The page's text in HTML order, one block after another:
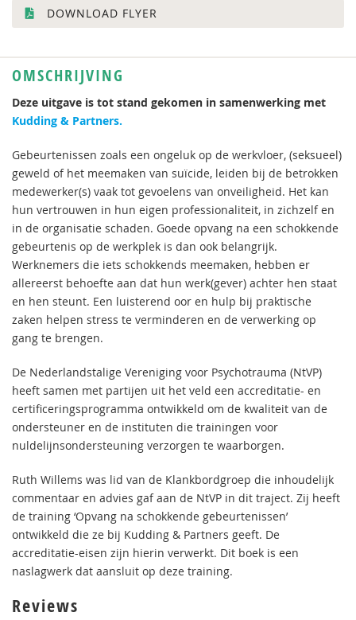
DOWNLOAD FLYER
OMSCHRIJVING
Deze uitgave is tot stand gekomen in samenwerking met
Kudding & Partners.
Gebeurtenissen zoals een ongeluk op de werkvloer, (seksueel)
geweld of het meemaken van suïcide, leiden bij de betrokken
medewerker(s) vaak tot gevoelens van onveiligheid. Het kan
hun vertrouwen in hun eigen professionaliteit, in zichzelf en
in de organisatie schaden. Goede opvang na een schokkende
gebeurtenis op de werkplek is dan ook belangrijk.
Werknemers die iets schokkends meemaken, hebben er
allereerst behoefte aan dat hun werk(gever) achter hen staat
en hen steunt. Een luisterend oor en hulp bij praktische
zaken helpen stress te verminderen en de verwerking op
gang te brengen.
De Nederlandstalige Vereniging voor Psychotrauma (NtVP)
heeft samen met partijen uit het veld een accreditatie- en
certificeringsprogramma ontwikkeld om de kwaliteit van de
ondersteuner en de instituten die trainingen voor
nuldelijnsondersteuning verzorgen te waarborgen.
Ruth Willems was lid van de Klankbordgroep die inhoudelijk
commentaar en advies gaf aan de NtVP in dit traject. Zij heeft
de training ‘Opvang na schokkende gebeurtenissen’
ontwikkeld die ze bij Kudding & Partners geeft. De
accreditatie-eisen zijn hierin verwerkt. Dit boek is een
naslagwerk dat aansluit op deze training.
Reviews